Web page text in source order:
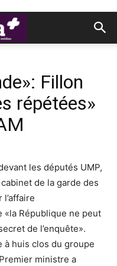
Fillon
répétées»
les députés UMP,
de la garde des
République ne peut
de l’enquête».
à huis clos du groupe
ministre a